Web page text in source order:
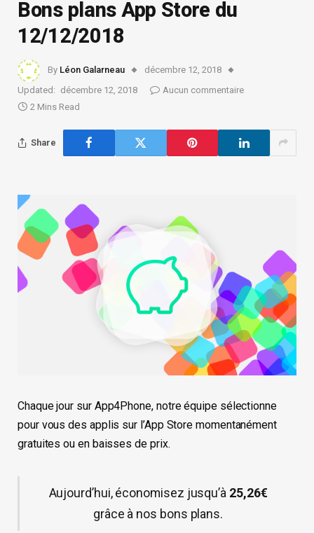
Bons plans App Store du
12/12/2018
By Léon Galarneau
décembre 12, 2018
Updated: décembre 12, 2018
Aucun commentaire
2 Mins Read
Share
Chaque jour sur App4Phone, notre équipe sélectionne
pour vous des applis sur l’App Store momentanément
gratuites ou en baisses de prix.
Aujourd’hui, économisez jusqu’à 25,26€
grâce à nos bons plans.